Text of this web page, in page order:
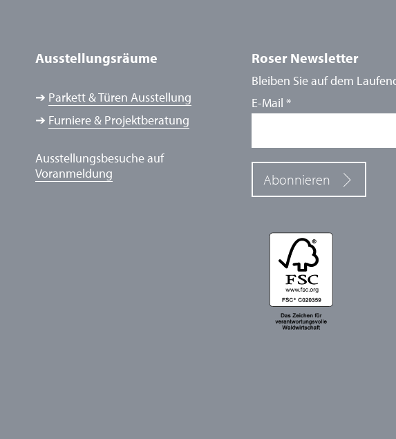
Ausstellungsräume
➔ Parkett & Türen Ausstellung
➔ Furniere & Projektberatung
Ausstellungsbesuche auf
Voranmeldung
Roser Newsletter
Bleiben Sie auf dem
E-Mail *
Abonnieren